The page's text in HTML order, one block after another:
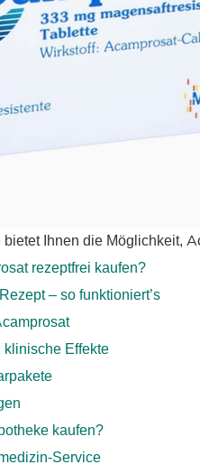
Ihnen die Möglichkeit,
rezeptfrei kaufen?
– so funktioniert’s
Effekte
kaufen?
Service